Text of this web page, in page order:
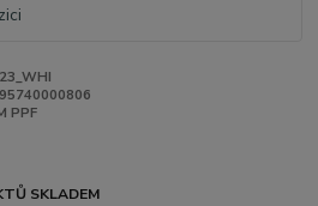
PPF
SKLADEM